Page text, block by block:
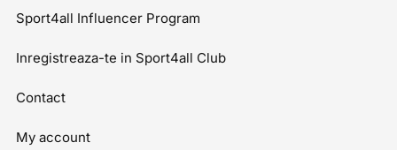
Sport4all Influencer Program
Inregistreaza-te in Sport4all Club
Contact
My account